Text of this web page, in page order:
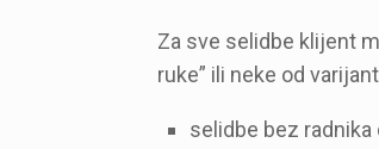
Za sve selidbe klijent
ruke” ili neke od
selidbe bez radnika